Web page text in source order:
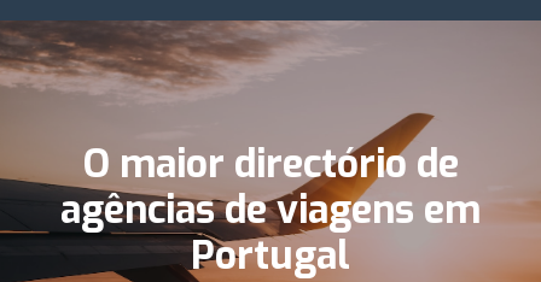
O maior directório de
agências de viagens em
Portugal